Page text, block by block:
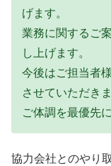
げます。
業務に関するご
し上げます。
今後はご担当者
させていただきま
ご体調を最優先
協力会社とのやり